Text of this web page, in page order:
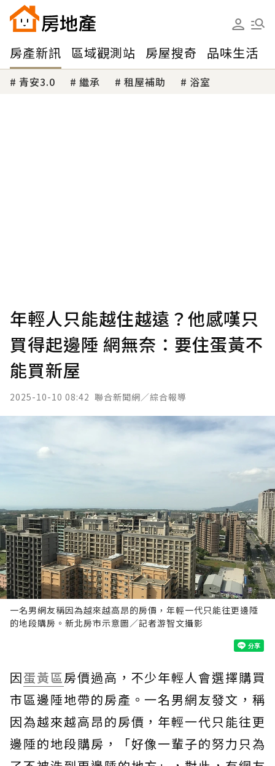
房產新訊 區域觀測站 房屋搜奇 品味生活
青安3.0 繼承 租屋補助 浴室
年輕人只能越住越遠？他感嘆只
買得起邊陲 網無奈：要住蛋黃不
能買新屋
2025-10-10 08:42 聯合新聞網／綜合報導
一名男網友稱因為越來越高昂的房價，年輕一代只能往更邊陲
的地段購房。新北房市示意圖／記者游智文攝影
因蛋黃區房價過高，不少年輕人會選擇購買
市區邊陲地帶的房產。一名男網友發文，稱
因為越來越高昂的房價，年輕一代只能往更
邊陲的地段購房，「好像一輩子的努力只為